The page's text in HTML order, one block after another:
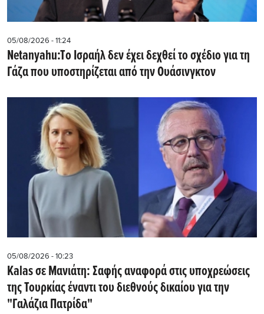
05/08/2026 - 11:24
Netanyahu:Tο Ισραήλ δεν έχει δεχθεί το σχέδιο για τη
Γάζα που υποστηρίζεται από την Ουάσινγκτον
05/08/2026 - 10:23
Kalas σε Μανιάτη: Σαφής αναφορά στις υποχρεώσεις
της Τουρκίας έναντι του διεθνούς δικαίου για την
"Γαλάζια Πατρίδα"